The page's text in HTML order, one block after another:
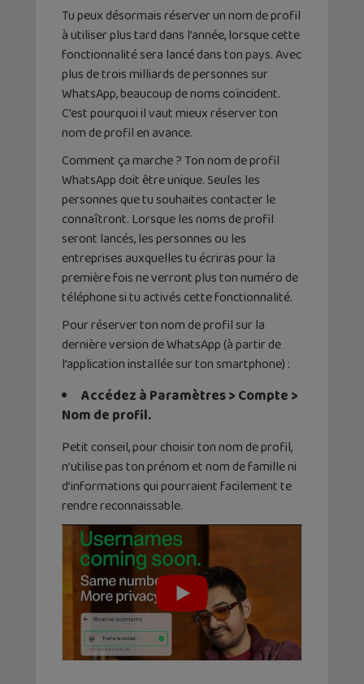
Tu peux désormais réserver un nom de profil
à utiliser plus tard dans l’année, lorsque cette
fonctionnalité sera lancé dans ton pays. Avec
plus de trois milliards de personnes sur
WhatsApp, beaucoup de noms coïncident.
C’est pourquoi il vaut mieux réserver ton
nom de profil en avance.
Comment ça marche ? Ton nom de profil
WhatsApp doit être unique. Seules les
personnes que tu souhaites contacter le
connaîtront. Lorsque les noms de profil
seront lancés, les personnes ou les
entreprises auxquelles tu écriras pour la
première fois ne verront plus ton numéro de
téléphone si tu activés cette fonctionnalité.
Pour réserver ton nom de profil sur la
dernière version de WhatsApp (à partir de
l’application installée sur ton smartphone) :
Accédez à Paramètres > Compte >
Nom de profil.
Petit conseil, pour choisir ton nom de profil,
n’utilise pas ton prénom et nom de famille ni
d’informations qui pourraient facilement te
rendre reconnaissable.